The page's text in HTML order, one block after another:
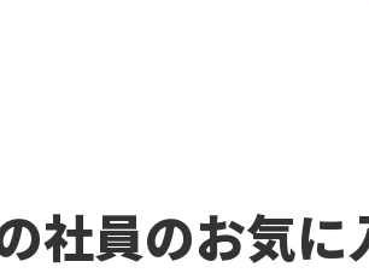
社員のお気に